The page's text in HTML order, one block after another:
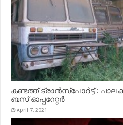
കണ്ടത്ത് ട്രാൻസ്‌പോർട്ട് :
ബസ് ഓപ്പറേറ്റർ
April 7, 2021